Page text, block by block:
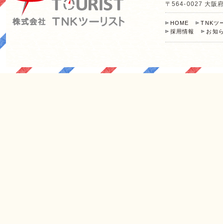
〒564-0027 大阪
HOME
TNKツ
採用情報
お知